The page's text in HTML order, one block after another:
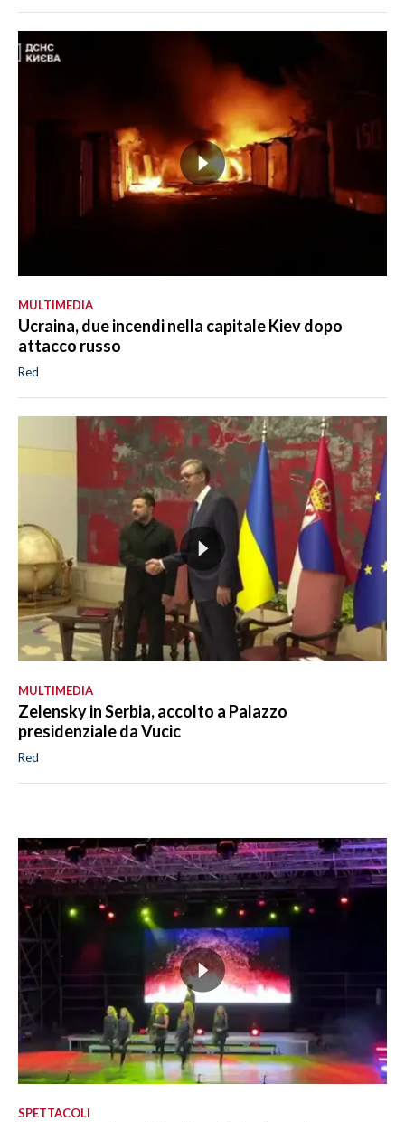
MULTIMEDIA
Ucraina, due incendi nella capitale Kiev dopo
attacco russo
Red
MULTIMEDIA
Zelensky in Serbia, accolto a Palazzo
presidenziale da Vucic
Red
SPETTACOLI